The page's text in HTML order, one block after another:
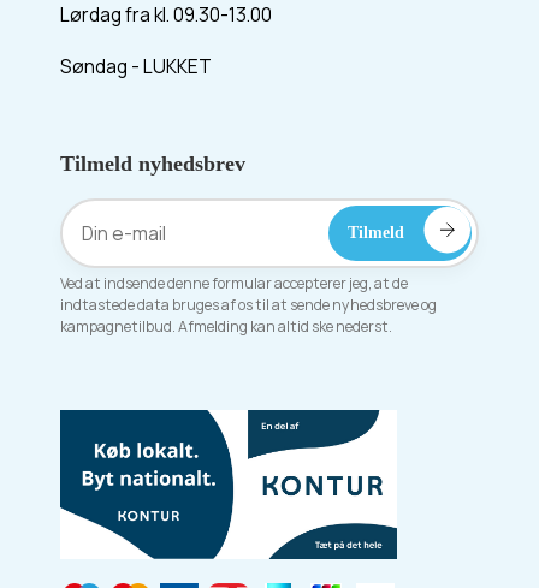
Lørdag fra kl. 09.30-13.00
Søndag - LUKKET
Tilmeld nyhedsbrev
Ved at indsende denne formular accepterer jeg, at de
indtastede data bruges af os til at sende nyhedsbreve og
kampagnetilbud. Afmelding kan altid ske nederst.